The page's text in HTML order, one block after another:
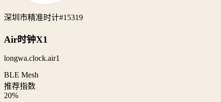
深圳市精准时计#15319
Air时钟X1
longwa.clock.air1
BLE Mesh
推荐指数
20%